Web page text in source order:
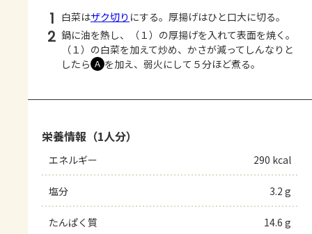
1 白菜はザク切り にする。厚揚げはひと口大に切る。
2 鍋に油を熱し、（１）の厚揚げを入れて表面を焼く。
（１）の白菜を加えて炒め、かさが減ってしんなりと
したら Ａ を加え、弱火にして５分ほど煮る。
栄養情報（1人分）
エネルギー 290 kcal
塩分 3.2 g
たんぱく質 14.6 g